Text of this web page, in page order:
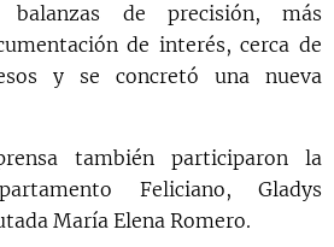
balanzas de precisión, más
de interés, cerca de
y se concretó una nueva
también participaron la
Feliciano, Gladys
María Elena Romero.